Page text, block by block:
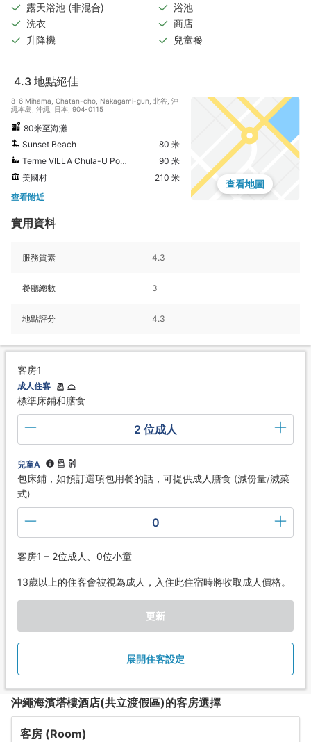
露天浴池 (非混合)
浴池
洗衣
商店
升降機
兒童餐
4.3 地點絕佳
8-6 Mihama, Chatan-cho, Nakagami-gun, 北谷, 沖
繩本島, 沖繩, 日本, 904-0115
80米至海灘
Sunset Beach
80 米
Terme VILLA Chula-U Pool & Spa
90 米
美國村
210 米
查看附近
查看地圖
實用資料
服務質素 4.3
餐廳總數 3
地點評分 4.3
客房1
成人住客
標準床鋪和膳食
2 位成人
兒童A
包床鋪，如預訂選項包用餐的話，可提供成人膳食 (減份量/減菜
式)
0
客房1 – 2位成人、0位小童
13歲以上的住客會被視為成人，入住此住宿時將收取成人價格。
更新
展開住客設定
沖繩海濱塔樓酒店(共立渡假區)的客房選擇
客房 (Room)